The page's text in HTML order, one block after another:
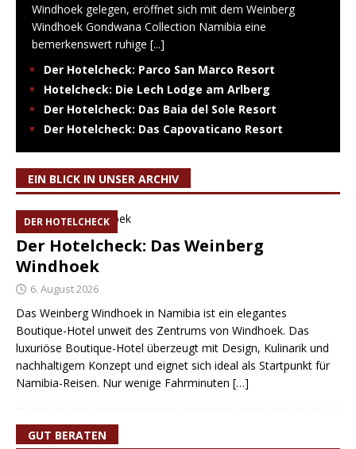
Windhoek gelegen, eröffnet sich mit dem Weinberg
Windhoek Gondwana Collection Namibia eine
bemerkenswert ruhige [...]
Der Hotelcheck: Parco San Marco Resort
Hotelcheck: Die Lech Lodge am Arlberg
Der Hotelcheck: Das Baia del Sole Resort
Der Hotelcheck: Das Capovaticano Resort
EIN BLICK IN UNSER ARCHIV
DER HOTELCHECK
Der Hotelcheck: Das Weinberg
Windhoek
6. August 2026
Das Weinberg Windhoek in Namibia ist ein elegantes
Boutique-Hotel unweit des Zentrums von Windhoek. Das
luxuriöse Boutique-Hotel überzeugt mit Design, Kulinarik und
nachhaltigem Konzept und eignet sich ideal als Startpunkt für
Namibia-Reisen. Nur wenige Fahrminuten […]
GUT BERATEN